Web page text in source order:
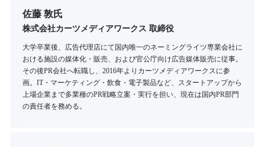
佐藤 敦氏
株式会社カーツメディアワークス 取締役
大学卒業後、広告代理店にて国内唯一のネーミングライツ専業会社に
おける施設の媒体化・販売、および官公庁向け広告媒体販売に従事。
その後PR会社へ転職し、2016年よりカーツメディアワークスに参
画。IT・マーケティング・飲食・電子製品など、スタートアップから
上場企業まで多業種のPR戦略立案・実行を担い、現在は国内PR部門
の責任者を務める。